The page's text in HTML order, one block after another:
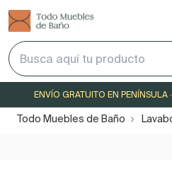
ENVÍO GRATUITO EN PENÍNSULA
Todo Muebles de Baño